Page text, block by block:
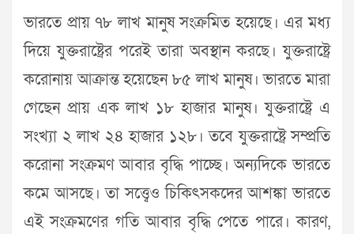
ভারতে প্রায় ৭৮ লাখ মানুষ সংক্রমিত হয়েছে। এর মধ্য
দিয়ে যুক্তরাষ্ট্রের পরেই তারা অবস্থান করছে। যুক্তরাষ্ট্রে
করোনায় আক্রান্ত হয়েছেন ৮৫ লাখ মানুষ। ভারতে মারা
গেছেন প্রায় এক লাখ ১৮ হাজার মানুষ। যুক্তরাষ্ট্রে এ
সংখ্যা ২ লাখ ২৪ হাজার ১২৮। তবে যুক্তরাষ্ট্রে সম্প্রতি
করোনা সংক্রমণ আবার বৃদ্ধি পাচ্ছে। অন্যদিকে ভারতে
কমে আসছে। তা সত্ত্বেও চিকিৎসকদের আশঙ্কা ভারতে
এই সংক্রমণের গতি আবার বৃদ্ধি পেতে পারে। কারণ,